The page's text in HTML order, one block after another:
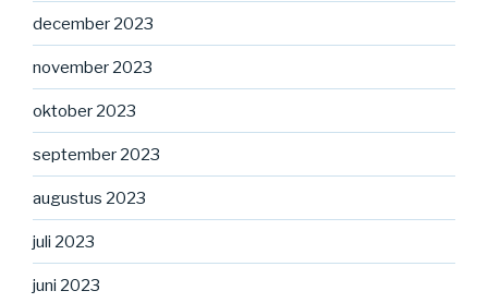
december 2023
november 2023
oktober 2023
september 2023
augustus 2023
juli 2023
juni 2023